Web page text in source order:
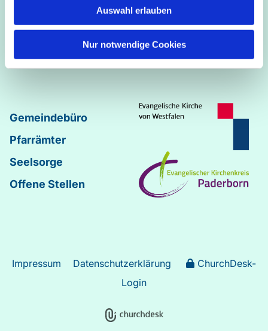
Auswahl erlauben
Nur notwendige Cookies
05251/5002-32 und 5002-33
Martin-Luther –Markus –
Johannes
Gemeindebüro
Pfarrämter
Seelsorge
Offene Stellen
Impressum Datenschutzerklärung
ChurchDesk-
Login